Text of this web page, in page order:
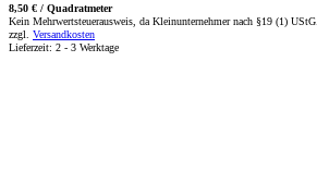
8,50 € / Quadratmeter
Kein Mehrwertsteuerausweis, da Kleinunternehmer nach §19 (1) UStG.
zzgl. Versandkosten
Lieferzeit: 2 - 3 Werktage